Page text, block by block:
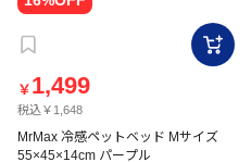
￥ 1,499
税込￥1,648
MrMax 冷感ペットベッド Mサイズ
55×45×14cm パープル